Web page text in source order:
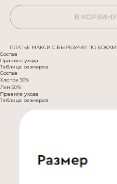
В КОРЗИНУ
ПЛАТЬЕ МАКСИ С ВЫРЕЗАМИ ПО БОКАМ
Состав
Правила ухода
Таблица размеров
Состав
Хлопок 50%
Лен 50%
Правила ухода
Таблица размеров